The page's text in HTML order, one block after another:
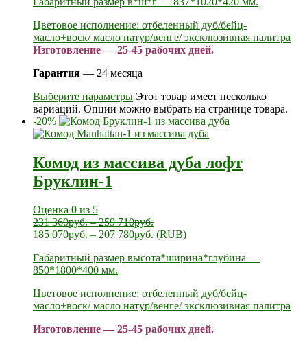
Цветовое исполнение: отбеленный дуб/бейц-
масло+воск/ масло натур/венге/ эксклюзивная палитра
Изготовление — 25-45 рабочих дней.
Гарантия — 24 месяца
Выберите параметры Этот товар имеет несколько
вариаций. Опции можно выбрать на странице товара.
-20%
Комод из массива дуба лофт
Бруклин-1
Оценка 0 из 5
231 360руб.–259 710руб.
185 070руб. – 207 780руб. (RUB)
Габаритный размер высота*ширина*глубина —
850*1800*400 мм.
Цветовое исполнение: отбеленный дуб/бейц-
масло+воск/ масло натур/венге/ эксклюзивная палитра
Изготовление — 25-45 рабочих дней.